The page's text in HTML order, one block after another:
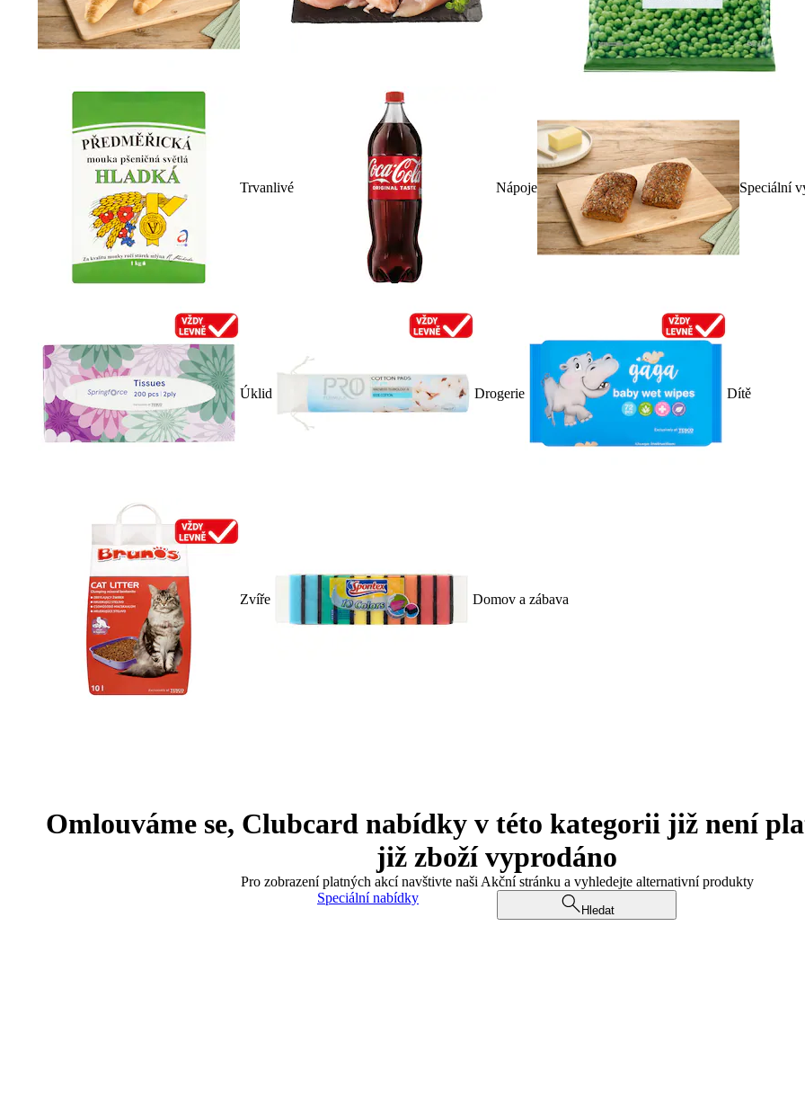
Trvanlivé Nápoje Speciální
Úklid Drogerie Dítě
Zvíře Domov a zábava
Omlouváme se, Clubcard nabídky v této kategorii již není
již zboží vyprodáno
Pro zobrazení platných akcí navštivte naši Akční stránku a vyhledejte alternativní produkty
Speciální nabídky
Hledat